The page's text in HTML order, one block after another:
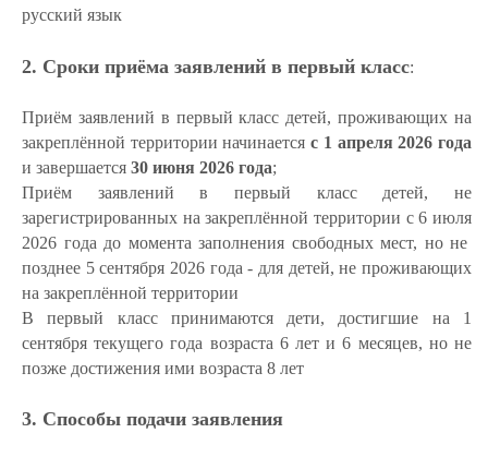
русский язык
2. Сроки приёма заявлений в первый класс:
Приём заявлений в первый класс детей, проживающих на
закреплённой территории начинаетсяс 1 апреля 2026 года
и завершается 30 июня 2026 года;
Приём заявлений в первый класс детей, не
зарегистрированных на закреплённой территории с 6 июля
2026 года до момента заполнения свободных мест, но не
позднее 5 сентября 2026 года - для детей, не проживающих
на закреплённой территории
В первый класс принимаются дети, достигшие на 1
сентября текущего года возраста 6 лет и 6 месяцев, но не
позже достижения ими возраста 8 лет
3. Способы подачи заявления